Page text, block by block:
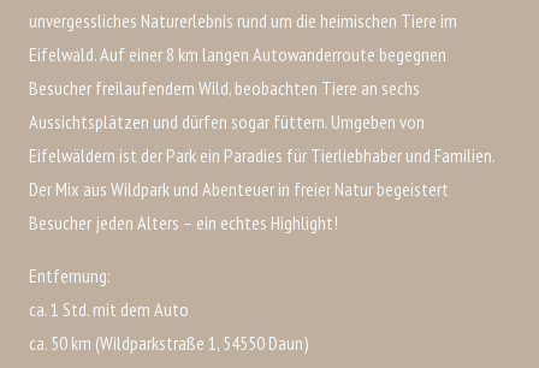
unvergessliches Naturerlebnis rund um die heimischen Tiere im
Eifelwald. Auf einer 8 km langen Autowanderroute begegnen
Besucher freilaufendem Wild, beobachten Tiere an sechs
Aussichtsplätzen und dürfen sogar füttern. Umgeben von
Eifelwäldern ist der Park ein Paradies für Tierliebhaber und Familien.
Der Mix aus Wildpark und Abenteuer in freier Natur begeistert
Besucher jeden Alters – ein echtes Highlight!
Entfernung:
ca. 1 Std. mit dem Auto
ca. 50 km (Wildparkstraße 1, 54550 Daun)